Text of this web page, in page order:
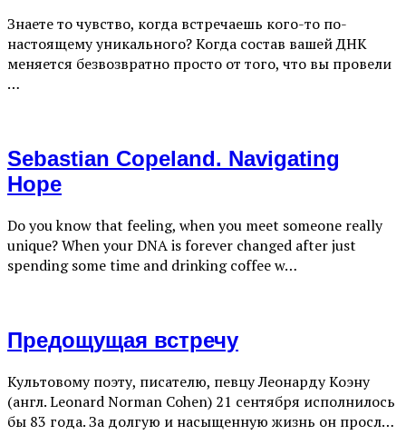
Знаете то чувство, когда встречаешь кого-то по-
настоящему уникального? Когда состав вашей ДНК
меняется безвозвратно просто от того, что вы провели
…
Sebastian Copeland. Navigating
Hope
Do you know that feeling, when you meet someone really
unique? When your DNA is forever changed after just
spending some time and drinking coffee w…
Предощущая встречу
Культовому поэту, писателю, певцу Леонарду Коэну
(англ. Leonard Norman Cohen) 21 сентября исполнилось
бы 83 года. За долгую и насыщенную жизнь он просл…